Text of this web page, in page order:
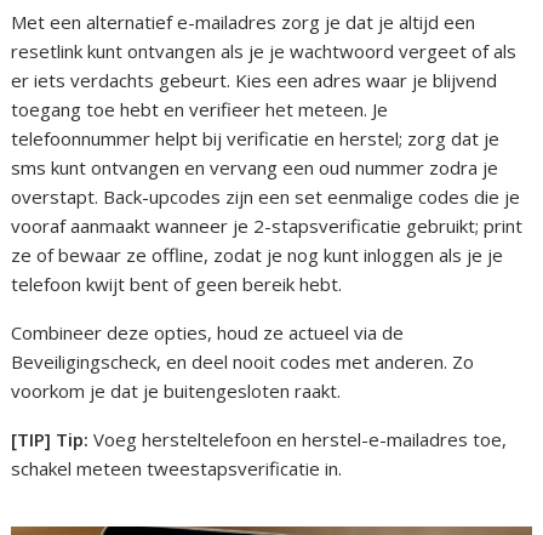
Met een alternatief e-mailadres zorg je dat je altijd een
resetlink kunt ontvangen als je je wachtwoord vergeet of als
er iets verdachts gebeurt. Kies een adres waar je blijvend
toegang toe hebt en verifieer het meteen. Je
telefoonnummer helpt bij verificatie en herstel; zorg dat je
sms kunt ontvangen en vervang een oud nummer zodra je
overstapt. Back-upcodes zijn een set eenmalige codes die je
vooraf aanmaakt wanneer je 2-stapsverificatie gebruikt; print
ze of bewaar ze offline, zodat je nog kunt inloggen als je je
telefoon kwijt bent of geen bereik hebt.
Combineer deze opties, houd ze actueel via de
Beveiligingscheck, en deel nooit codes met anderen. Zo
voorkom je dat je buitengesloten raakt.
[TIP] Tip: Voeg hersteltelefoon en herstel-e-mailadres toe,
schakel meteen tweestapsverificatie in.